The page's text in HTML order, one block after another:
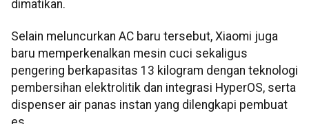
dimatikan.
Selain meluncurkan AC baru tersebut, Xiaomi juga
baru memperkenalkan mesin cuci sekaligus
pengering berkapasitas 13 kilogram dengan teknologi
pembersihan elektrolitik dan integrasi HyperOS, serta
dispenser air panas instan yang dilengkapi pembuat